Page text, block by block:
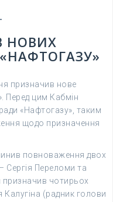
НОВИХ
призначив нове
Перед цим Кабмін
«Нафтогазу», таким
щодо призначення
повноваження двох
Сергія Переломи та
призначив чотирьох
Калугіна (радник голови